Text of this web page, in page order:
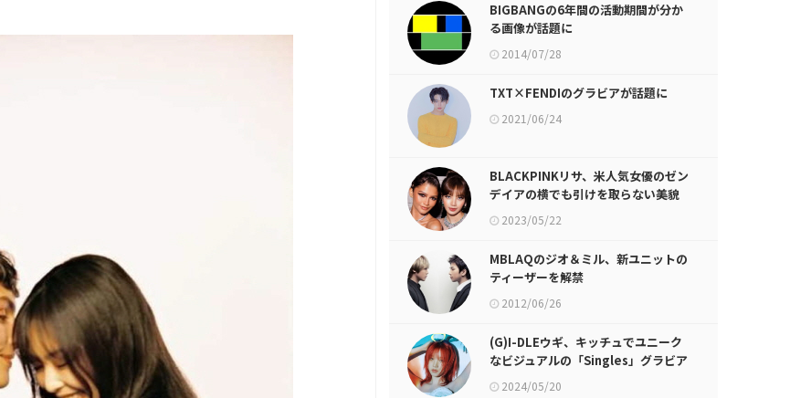
BIGBANGの6年間の活動期間が分か
る画像が話題に
2014/07/28
TXT×FENDIのグラビアが話題に
2021/06/24
BLACKPINKリサ、米人気女優のゼン
デイアの横でも引けを取らない美貌
が話題に
2023/05/22
MBLAQのジオ＆ミル、新ユニットの
ティーザーを解禁
2012/06/26
(G)I-DLEウギ、キッチュでユニーク
なビジュアルの「Singles」グラビア
公開2024/05/20